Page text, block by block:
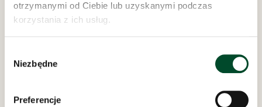
otrzymanymi od Ciebie lub uzyskanymi podczas
korzystania z ich usług.
zgody
Niezbędne
Preferencje